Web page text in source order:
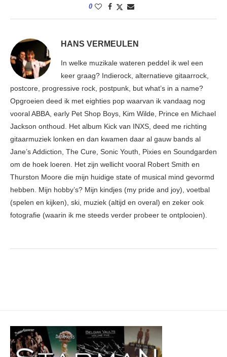
0
HANS VERMEULEN
In welke muzikale wateren peddel ik wel een
keer graag? Indierock, alternatieve gitaarrock,
postcore, progressive rock, postpunk, but what’s in a name?
Opgroeien deed ik met eighties pop waarvan ik vandaag nog
vooral ABBA, early Pet Shop Boys, Kim Wilde, Prince en Michael
Jackson onthoud. Het album Kick van INXS, deed me richting
gitaarmuziek lonken en dan kwamen daar al gauw bands al
Jane’s Addiction, The Cure, Sonic Youth, Pixies en Soundgarden
om de hoek loeren. Het zijn wellicht vooral Robert Smith en
Thurston Moore die mijn huidige state of musical mind gevormd
hebben. Mijn hobby’s? Mijn kindjes (my pride and joy), voetbal
(spelen en kijken), ski, muziek (altijd en overal) en zeker ook
fotografie (waarin ik me steeds verder probeer te ontplooien).